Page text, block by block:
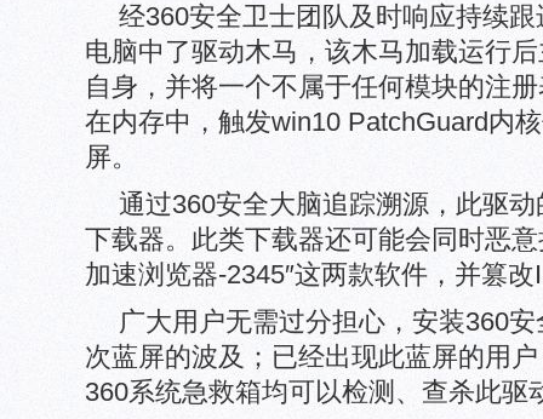
经360安全卫士团队及时响应持续
电脑中了驱动木马，该木马加载运行
自身，并将一个不属于任何模块的注
在内存中，触发win10 PatchGuard内
屏。
通过360安全大脑追踪溯源，此驱
下载器。此类下载器还可能会同时恶意
加速浏览器-2345″这两款软件，并篡
广大用户无需过分担心，安装360
次蓝屏的波及；已经出现此蓝屏的用
360系统急救箱均可以检测、查杀此驱